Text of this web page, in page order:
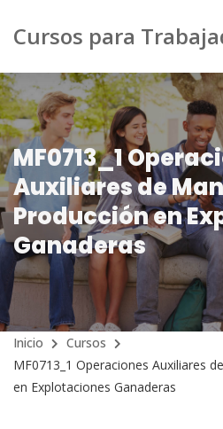
Cursos para
MF0713_1
Auxiliares de
Producción en
Ganaderas
Inicio
Cursos
MF0713_1 Operaciones Auxiliares
en Explotaciones Ganaderas